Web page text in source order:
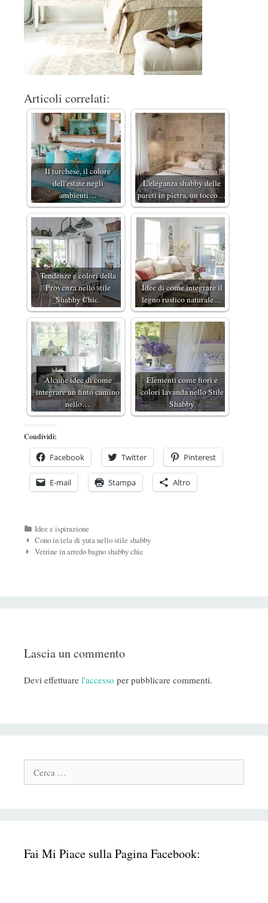
Articoli correlati:
Il turchese, il colore
dell'estate negli
ambienti…
L'eleganza shabby delle
pareti in pietra, un tocco…
Tendenze e colori della
Provenza nello stile
Shabby Chic.
Idee di come integrare il
legno rustico naturale…
Alcune idee di come
integrare un finto camino
nello…
Elementi come fiori e
colori lavanda nello Stile
Shabby
Condividi:
Facebook Twitter Pinterest
E-mail Stampa Altro
Categorie
Idee e ispirazione
Navigazione
Post
Cono in tela di yuta nello stile shabby
Vetrine in arredo bagno shabby chic
Lascia un commento
Devi effettuare l'accesso per pubblicare commenti.
Cerca:
Fai Mi Piace sulla Pagina Facebook: